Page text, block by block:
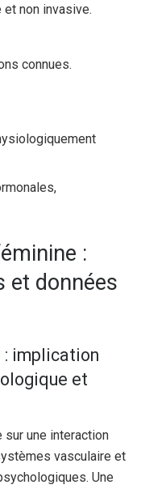
non invasive.
connues.
:
et données
: implication
et
une interaction
vasculaire et
Une